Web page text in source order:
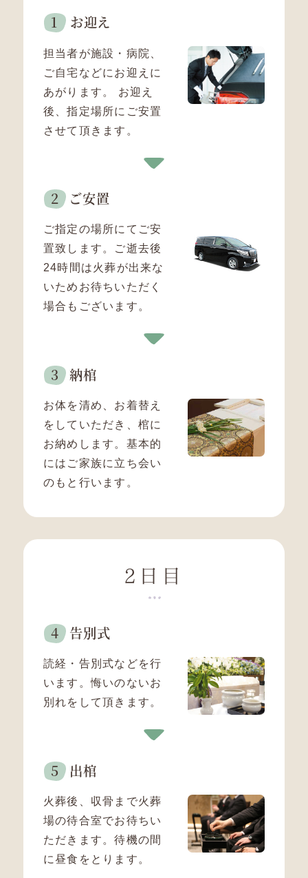
お迎え
担当者が施設・病院、
ご自宅などにお迎えに
あがります。 お迎え
後、指定場所にご安置
させて頂きます。
ご安置
ご指定の場所にてご安
置致します。ご逝去後
24時間は火葬が出来な
いためお待ちいただく
場合もございます。
納棺
お体を清め、お着替え
をしていただき、棺に
お納めします。 基本的
にはご家族に立ち会い
のもと行います。
2日目
告別式
読経・告別式などを行
います。悔いのないお
別れをして頂きます。
出棺
火葬後、収骨まで火葬
場の待合室でお待ちい
ただきます。待機の間
に昼食をとります。